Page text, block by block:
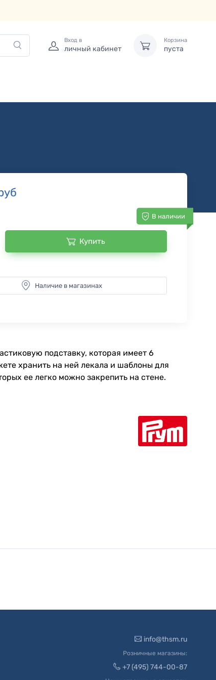
Вход в
личный кабинет
Корзина
пуста
В наличии
Купить
Наличие в магазинах
подставку, которая имеет 6
хранить на ней лекала и шаблоны для
ее легко можно закрепить на стене.
info@thsm.ru
Розничные магазины:
+7 (495) 744-00-87